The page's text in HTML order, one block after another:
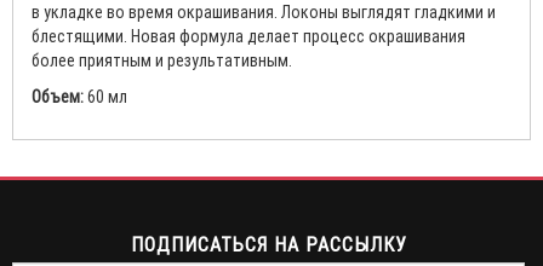
в укладке во время окрашивания. Локоны выглядят гладкими и
блестящими. Новая формула делает процесс окрашивания
более приятным и результативным.
Объем:60 мл
ПОДПИСАТЬСЯ НА РАССЫЛКУ